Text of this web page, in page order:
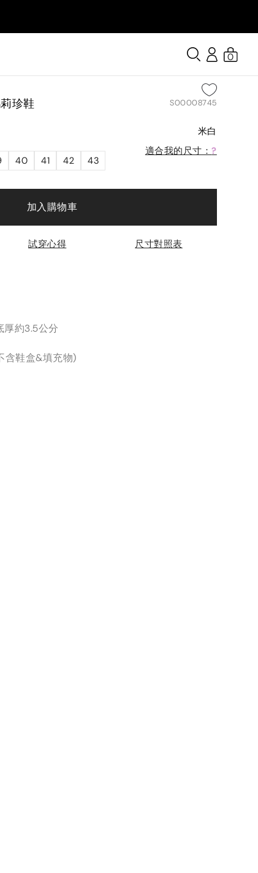
0
珍鞋 S00008745
米白
40 41 42 43
適合我的尺寸：?
加入購物車
試穿心得 尺寸對照表
厚約3.5公分
含鞋盒&填充物)